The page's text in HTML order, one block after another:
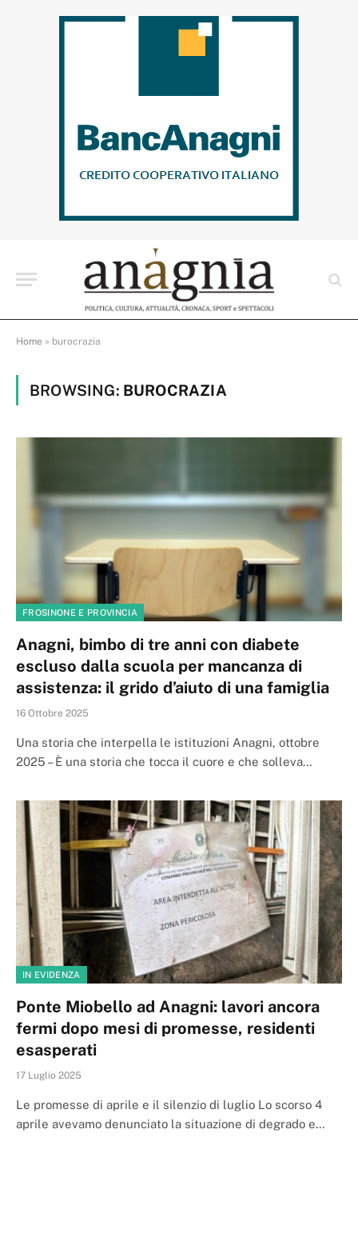
Home » burocrazia
BROWSING: BUROCRAZIA
FROSINONE E PROVINCIA
Anagni, bimbo di tre anni con diabete
escluso dalla scuola per mancanza di
assistenza: il grido d’aiuto di una famiglia
16 Ottobre 2025
Una storia che interpella le istituzioni Anagni, ottobre
2025 – È una storia che tocca il cuore e che solleva…
IN EVIDENZA
Ponte Miobello ad Anagni: lavori ancora
fermi dopo mesi di promesse, residenti
esasperati
17 Luglio 2025
Le promesse di aprile e il silenzio di luglio Lo scorso 4
aprile avevamo denunciato la situazione di degrado e…